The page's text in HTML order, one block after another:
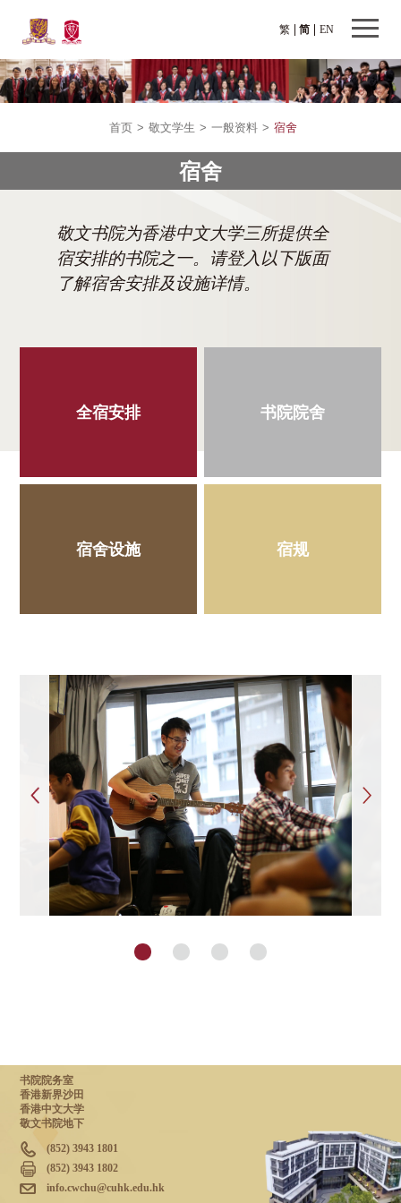
繁 EN
简
首页 > 敬文学生 > 一般资料 > 宿舍
宿舍
敬文书院为香港中文大学三所提供全
宿安排的书院之一。请登入以下版面
了解宿舍安排及设施详情。
全宿安排 书院院舍
宿舍设施 宿规
书院院务室
香港新界沙田
香港中文大学
敬文书院地下
(852) 3943 1801
(852) 3943 1802
info.cwchu@cuhk.edu.hk